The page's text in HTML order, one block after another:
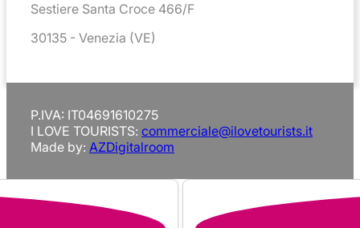
Sestiere Santa Croce 466/F
30135 - Venezia (VE)
P.IVA: IT04691610275
I LOVE TOURISTS: commerciale@ilovetourists.it
Made by: AZDigitalroom